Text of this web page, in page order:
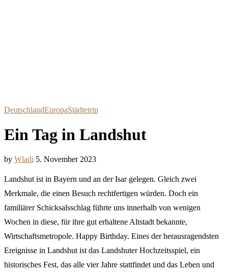
DeutschlandEuropaStädtetrip
Ein Tag in Landshut
by Wladi 5. November 2023
Landshut ist in Bayern und an der Isar gelegen. Gleich zwei
Merkmale, die einen Besuch rechtfertigen würden. Doch ein
familiärer Schicksalsschlag führte uns innerhalb von wenigen
Wochen in diese, für ihre gut erhaltene Altstadt bekannte,
Wirtschaftsmetropole. Happy Birthday. Eines der herausragendsten
Ereignisse in Landshut ist das Landshuter Hochzeitsspiel, ein
historisches Fest, das alle vier Jahre stattfindet und das Leben und